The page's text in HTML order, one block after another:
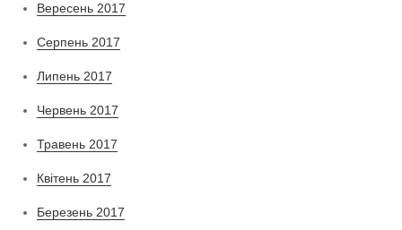
Вересень 2017
Серпень 2017
Липень 2017
Червень 2017
Травень 2017
Квітень 2017
Березень 2017